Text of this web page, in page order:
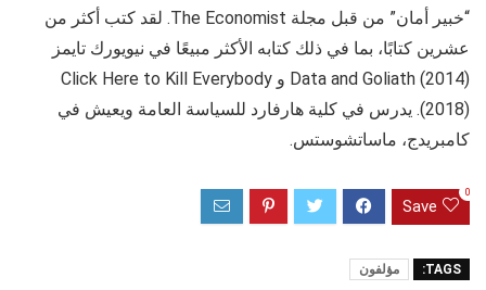
“خبير أمان” من قبل مجلة The Economist. لقد كتب أكثر من
عشرين كتابًا، بما في ذلك كتابه الأكثر مبيعًا في نيويورك تايمز
Data and Goliath (2014) و Click Here to Kill Everybody
(2018). يدرس في كلية هارفارد للسياسة العامة ويعيش في
كامبريدج، ماساتشوستس.
Save
0
TAGS: مؤلفون